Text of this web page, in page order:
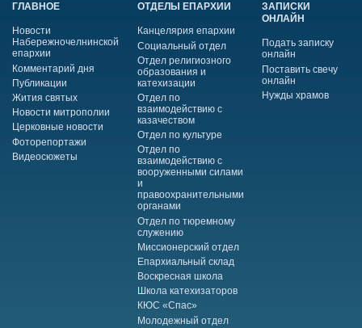
ГЛАВНОЕ
Новости
Набережночелнинской
епархии
Комментарий дня
Публикации
Жития святых
Новости митрополии
Церковные новости
Фоторепортажи
Видеосюжеты
ОТДЕЛЫ ЕПАРХИИ
Канцелярия епархии
Социальный отдел
Отдел религиозного
образования и
катехизации
Отдел по
взаимодействию с
казачеством
Отдел по культуре
Отдел по
взаимодействию с
вооруженными силами
и
правоохранительными
органами
Отдел по тюремному
служению
Миссионерский отдел
Епархиальный склад
Воскресная школа
Школа катехизаторов
КЮС «Спас»
Молодежный отдел
ЗАПИСКИ
ОНЛАЙН
Подать записку
онлайн
Поставить свечу
онлайн
Нужды храмов